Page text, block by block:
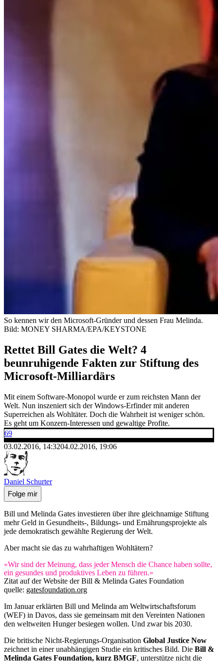
So kennen wir den Microsoft-Gründer und dessen Frau Melinda.
Bild: MONEY SHARMA/EPA/KEYSTONE
Rettet Bill Gates die Welt? 4
beunruhigende Fakten zur Stiftung des
Microsoft-Milliardärs
Mit einem Software-Monopol wurde er zum reichsten Mann der
Welt. Nun inszeniert sich der Windows-Erfinder mit anderen
Superreichen als Wohltäter. Doch die Wahrheit ist weniger schön.
Es geht um Konzern-Interessen und gewaltige Profite.
69
03.02.2016, 14:3204.02.2016, 19:06
Daniel Schurter
Folge mir
Bill und Melinda Gates investieren über ihre gleichnamige Stiftung
mehr Geld in Gesundheits-, Bildungs- und Ernährungsprojekte als
jede demokratisch gewählte Regierung der Welt.
Aber macht sie das zu wahrhaftigen Wohltätern?
«Wir sind der Meinung, dass jeder Mensch die Chance haben sollte,
ein gesundes und produktives Leben zu führen.»
Zitat auf der Website der Bill & Melinda Gates Foundation
quelle: gatesfoundation.org
Im Januar erklärten Bill und Melinda am Weltwirtschaftsforum
(WEF) in Davos, dass sie gemeinsam mit den Vereinten Nationen
den weltweiten Hunger besiegen wollen. Und zwar bis 2030.
Die britische Nicht-Regierungs-Organisation Global Justice Now
zeichnet in einer unabhängigen Studie ein kritisches Bild. Die Bill &
Melinda Gates Foundation, kurz BMGF, unterstütze nicht die